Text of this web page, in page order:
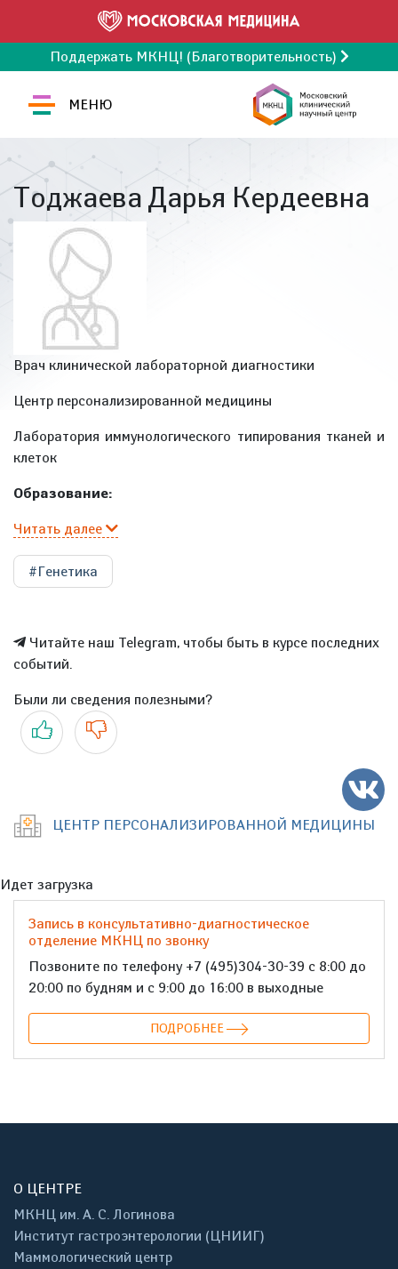
Поддержать МКНЦ! (Благотворительность)
МЕНЮ
Тоджаева Дарья Кердеевна
Врач клинической лабораторной диагностики
Центр персонализированной медицины
Лаборатория иммунологического типирования тканей и
клеток
Образование:
Читать далее
#Генетика
Читайте наш Telegram, чтобы быть в курсе последних
событий.
Были ли сведения полезными?
Да Нет
ЦЕНТР ПЕРСОНАЛИЗИРОВАННОЙ МЕДИЦИНЫ
Идет загрузка
Запись в консультативно-диагностическое
отделение МКНЦ по звонку
Позвоните по телефону +7 (495)304-30-39 с 8:00 до
20:00 по будням и с 9:00 до 16:00 в выходные
ПОДРОБНЕЕ
О ЦЕНТРЕ
МКНЦ им. А. С. Логинова
Институт гастроэнтерологии (ЦНИИГ)
Маммологический центр